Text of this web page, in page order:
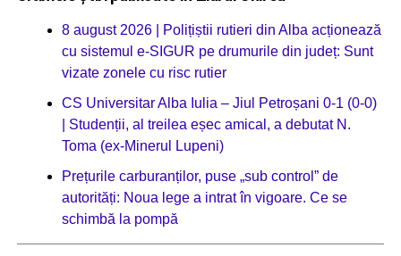
8 august 2026 | Polițiștii rutieri din Alba acționează
cu sistemul e-SIGUR pe drumurile din județ: Sunt
vizate zonele cu risc rutier
CS Universitar Alba Iulia – Jiul Petroșani 0-1 (0-0)
| Studenții, al treilea eșec amical, a debutat N.
Toma (ex-Minerul Lupeni)
Prețurile carburanților, puse „sub control” de
autorități: Noua lege a intrat în vigoare. Ce se
schimbă la pompă